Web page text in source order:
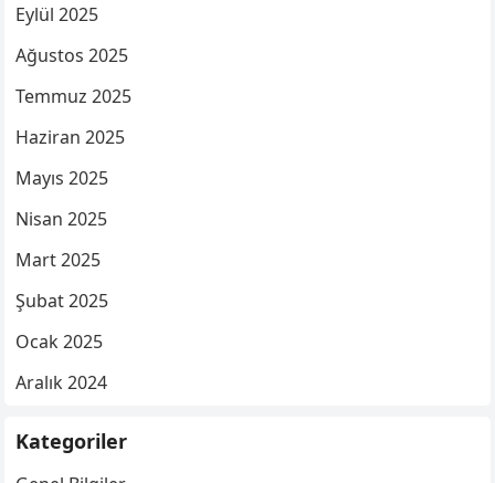
Eylül 2025
Ağustos 2025
Temmuz 2025
Haziran 2025
Mayıs 2025
Nisan 2025
Mart 2025
Şubat 2025
Ocak 2025
Aralık 2024
Kategoriler